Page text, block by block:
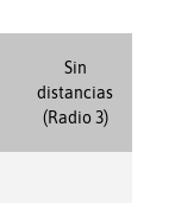
Sin
distancias
(Radio 3)